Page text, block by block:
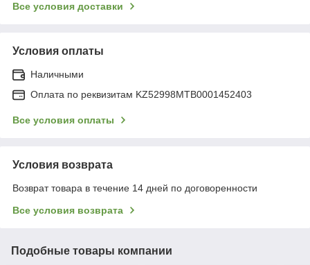
Все условия доставки
Условия оплаты
Наличными
Оплата по реквизитам KZ52998MTB0001452403
Все условия оплаты
Условия возврата
Возврат товара в течение 14 дней по договоренности
Все условия возврата
Подобные товары компании